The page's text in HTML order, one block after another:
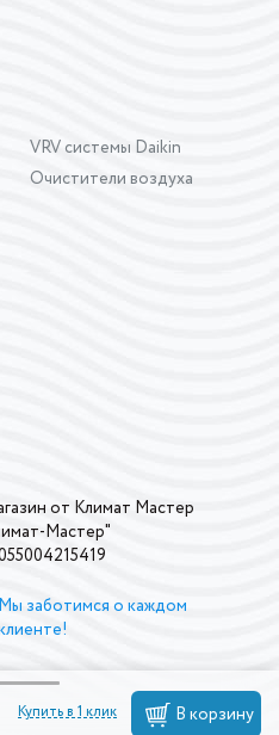
Купить в 1 клик В корзину
VRV системы Daikin
Очистители воздуха
от Климат Мастер
Мастер"
Мы заботимся о каждом